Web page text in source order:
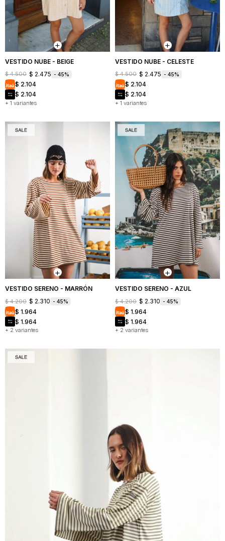
VESTIDO NUBE - BEIGE
+ 1 variantes
$ 4.500 $ 2.475 45
$ 2.104
$ 2.104
VESTIDO NUBE - CELESTE
+ 1 variantes
$ 4.500 $ 2.475 45
$ 2.104
$ 2.104
VESTIDO SERENO - MARRÓN
+ 2 variantes
$ 4.200 $ 2.310 45
$ 1.964
$ 1.964
VESTIDO SERENO - AZUL
+ 2 variantes
$ 4.200 $ 2.310 45
$ 1.964
$ 1.964
Buzos
y
sacos
Shorts
y
faldas
Mochilas
y
Carteras
Bufandas